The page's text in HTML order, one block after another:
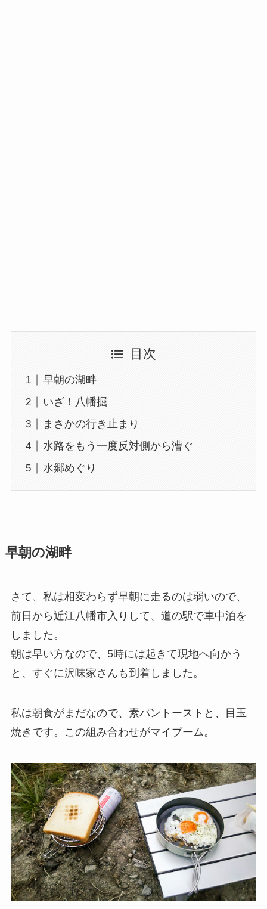
目次
早朝の湖畔
いざ！八幡掘
まさかの行き止まり
水路をもう一度反対側から漕ぐ
水郷めぐり
早朝の湖畔
さて、私は相変わらず早朝に走るのは弱いので、
前日から近江八幡市入りして、道の駅で車中泊を
しました。
朝は早い方なので、5時には起きて現地へ向かう
と、すぐに沢味家さんも到着しました。
私は朝食がまだなので、素パントーストと、目玉
焼きです。この組み合わせがマイブーム。